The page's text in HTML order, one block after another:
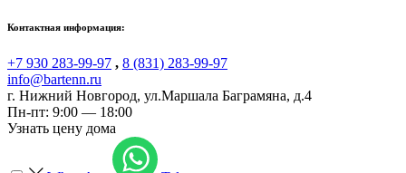
Контактная информация:
+7 930 283-99-97 , 8 (831) 283-99-97
info@bartenn.ru
г. Нижний Новгород, ул.Маршала Баграмяна, д.4
Пн-пт: 9:00 — 18:00
Узнать цену дома